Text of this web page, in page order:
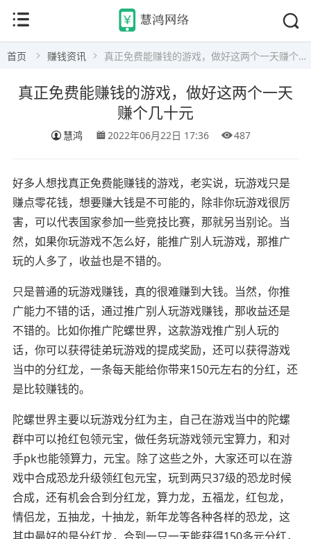
首页 赚钱资讯 真正免费能赚钱的游戏，做好这两个一天赚个几十元
真正免费能赚钱的游戏，做好这两个一天
赚个几十元
慧鸿 2022年06月22日 17:36 487
好多人想找真正免费能赚钱的游戏，老实说，玩游戏只是
赚点零花钱，想要赚大钱是不可能的，除非你玩游戏很厉
害，可以代表国家参加一些竞技比赛，那就另当别论。当
然，如果你玩游戏不怎么好，能推广别人玩游戏，那推广
玩的人多了，收益也是不错的。
只是普通的玩游戏赚钱，真的很难赚到大钱。当然，你推
广能力不错的话，通过推广别人玩游戏赚钱，那收益还是
不错的。比如你推广陀螺世界，这款游戏推广别人玩的
话，你可以获得徒弟玩游戏的提成奖励，还可以获得游戏
当中的分红龙，一条每天能给你带来150元左右的分红，还
是比较赚钱的。
陀螺世界主要以玩游戏分红为主，自己在游戏当中的陀螺
群中可以抢红包领元宝，做任务玩游戏领元宝算力，和对
手pk也能领算力，元宝。除了这些之外，大家还可以在游
戏中合成恐龙升级领红包元宝，玩到两只37级的恐龙时候
合成，还有机会合到分红龙，算力龙，五福龙，红包龙，
情侣龙，五抽龙，十抽龙，新年龙等各种各样的恐龙，这